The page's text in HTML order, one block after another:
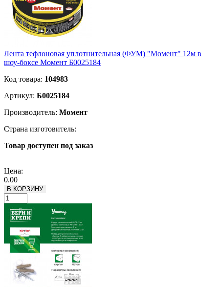
Лента тефлоновая уплотнительная (ФУМ) "Момент" 12м в
шоу-боксе Момент Б0025184
Код товара: 104983
Артикул: Б0025184
Производитель: Момент
Страна изготовитель:
Товар доступен под заказ
Цена:
0.00
В КОРЗИНУ